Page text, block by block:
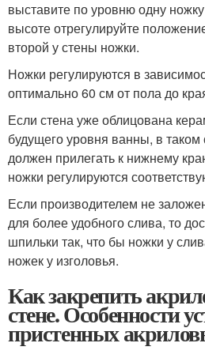
выставите по уровню одну
высоте отрегулируйте
второй у стены ножки.
Ножки регулируются в
оптимально 60 см от пола до
Если стена уже облицована
будущего уровня ванны, в таком
должен прилегать к нижнему
ножки регулируются
Если производителем не
для более удобного слива, то
шпильки так, что бы ножки у
ножек у изголовья.
Как закрепить
стене. Особенности
пристенных